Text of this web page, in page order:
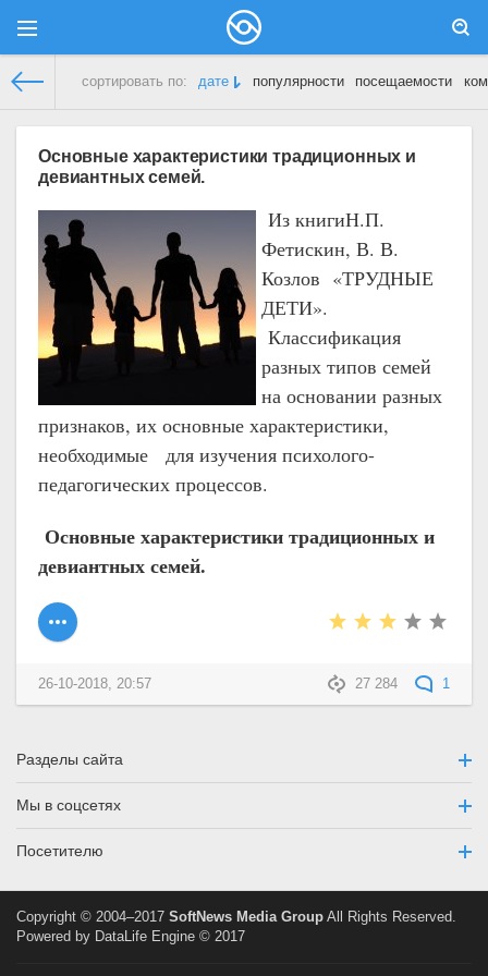
сортировать по: дате популярности посещаемости
Основные характеристики традиционных и
девиантных семей.
Из книгиН.П.
Фетискин, В. В.
Козлов «ТРУДНЫЕ
ДЕТИ».
Классификация
разных типов семей
на основании разных
признаков, их основные характеристики,
необходимые для изучения психолого-
педагогических процессов.
Основные характеристики традиционных и
девиантных семей.
27 284 1
26-10-2018, 20:57
Разделы сайта
Мы в соцсетях
Посетителю
Copyright © 2004–2017 SoftNews Media Group All Rights Reserved.
Powered by DataLife Engine © 2017